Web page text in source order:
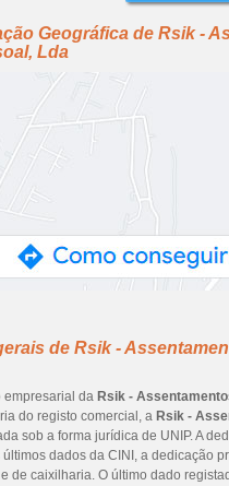
Geográfica de Rsik -
Lda
de Rsik -
empresarial da Rsik -
do registo comercial, a Rsik -
sob a forma jurídica de UNIP. A
dados da CINI, a dedicação
de caixilharia. O último dado